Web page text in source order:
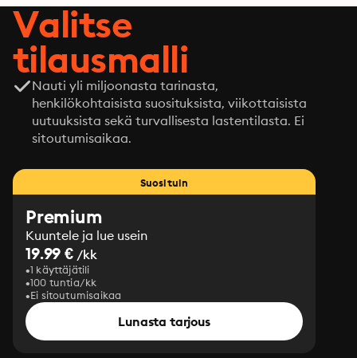
Valitse
tilausmalli
Nauti yli miljoonasta tarinasta,
henkilökohtaisista suosituksista, viikottaisista
uutuuksista sekä turvallisesta lastentilasta. Ei
sitoutumisaikaa.
Suosituin
Premium
Kuuntele ja lue usein
19.99 € /kk
1 käyttäjätili
100 tuntia/kk
Ei sitoutumisaikaa
Lunasta tarjous